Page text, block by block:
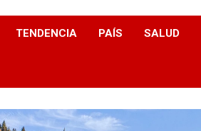
TENDENCIA PAÍS SALUD